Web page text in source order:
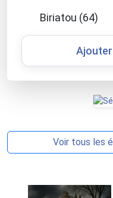
Biriatou (64)
Ajouter
Voir tous les